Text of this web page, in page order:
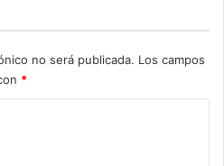
no será publicada. Los campos
*